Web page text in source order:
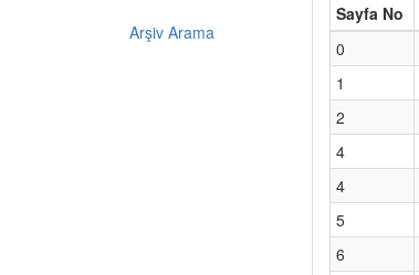
Arşiv Arama
Sayfa No
0
1
2
4
4
5
6